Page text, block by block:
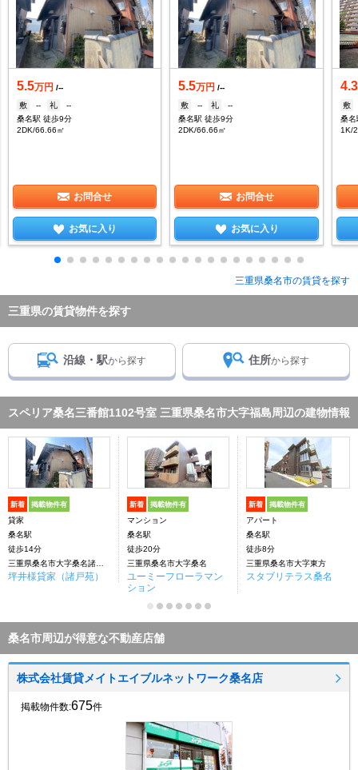
5.5万円 /--
敷
-- 礼
--
桑名駅 徒歩9分
2DK/66.66㎡
お問合せ
お気に入り
5.5万円 /--
敷
-- 礼
--
桑名駅 徒歩9分
2DK/66.66㎡
お問合せ
お気に入り
4.3
敷
桑
1K/
三重県桑名市の賃貸を探す
三重県の賃貸物件を探す
沿線・駅から探す 住所から探す
スペリア桑名三番館1102号室 三重県桑名市大字福島周辺の建物情報
新着 掲載物件有
貸家
桑名駅
徒歩14分
坪井様貸家（諸戸苑）
新着 掲載物件有
マンション
桑名駅
徒歩20分
三重県桑名市大字桑名
ユーミーフローラマン
ション
新着 掲載物件有
アパート
桑名駅
徒歩8分
三重県桑名市大字東方
スタブリテラス桑名
桑名市周辺が得意な不動産店舗
株式会社賃貸メイトエイブルネットワーク桑名店
掲載物件数:675件